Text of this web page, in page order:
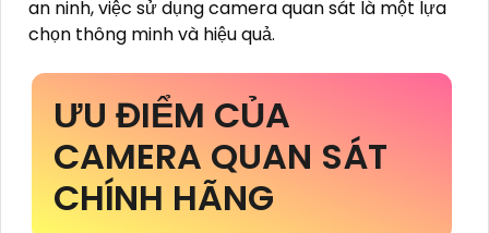
an ninh, việc sử dụng camera quan sát là một lựa
chọn thông minh và hiệu quả.
ƯU ĐIỂM CỦA
CAMERA QUAN SÁT
CHÍNH HÃNG